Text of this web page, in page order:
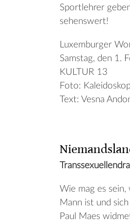
Sportlehrer
sehenswert!
Luxemburger
Samstag, den 1.
KULTUR 13
Foto:
Text: Vesna
Wie mag es
Mann ist und
Paul Maes